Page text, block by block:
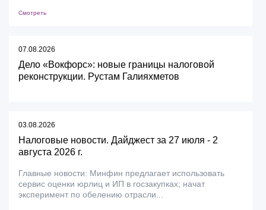
Смотреть
07.08.2026
Дело «Вокфорс»: новые границы налоговой
реконструкции. Рустам Галияхметов
03.08.2026
Налоговые новости. Дайджест за 27 июля - 2
августа 2026 г.
Главные новости: Минфин предлагает использовать
сервис оценки юрлиц и ИП в госзакупках; начат
эксперимент по обелению отрасли...